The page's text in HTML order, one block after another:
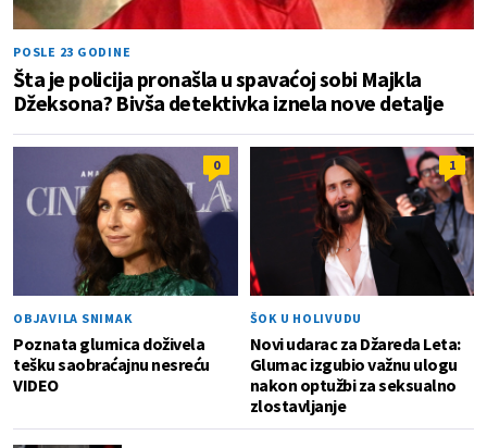
POSLE 23 GODINE
Šta je policija pronašla u spavaćoj sobi Majkla
Džeksona? Bivša detektivka iznela nove detalje
0
OBJAVILA SNIMAK
Poznata glumica doživela
tešku saobraćajnu nesreću
VIDEO
1
ŠOK U HOLIVUDU
Novi udarac za Džareda Leta:
Glumac izgubio važnu ulogu
nakon optužbi za seksualno
zlostavljanje